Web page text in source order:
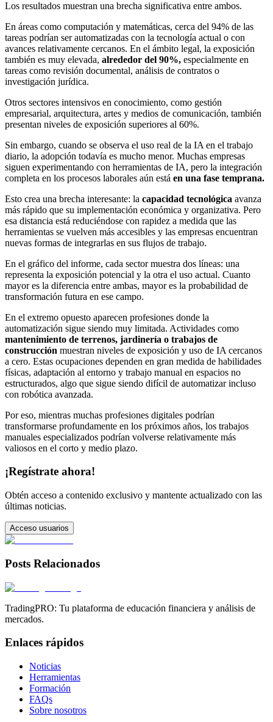
Los resultados muestran una brecha significativa entre ambos.
En áreas como computación y matemáticas, cerca del 94% de las
tareas podrían ser automatizadas con la tecnología actual o con
avances relativamente cercanos. En el ámbito legal, la exposición
también es muy elevada, alrededor del 90%, especialmente en
tareas como revisión documental, análisis de contratos o
investigación jurídica.
Otros sectores intensivos en conocimiento, como gestión
empresarial, arquitectura, artes y medios de comunicación, también
presentan niveles de exposición superiores al 60%.
Sin embargo, cuando se observa el uso real de la IA en el trabajo
diario, la adopción todavía es mucho menor. Muchas empresas
siguen experimentando con herramientas de IA, pero la integración
completa en los procesos laborales aún está en una fase temprana.
Esto crea una brecha interesante: la capacidad tecnológica avanza
más rápido que su implementación económica y organizativa. Pero
esa distancia está reduciéndose con rapidez a medida que las
herramientas se vuelven más accesibles y las empresas encuentran
nuevas formas de integrarlas en sus flujos de trabajo.
En el gráfico del informe, cada sector muestra dos líneas: una
representa la exposición potencial y la otra el uso actual. Cuanto
mayor es la diferencia entre ambas, mayor es la probabilidad de
transformación futura en ese campo.
En el extremo opuesto aparecen profesiones donde la
automatización sigue siendo muy limitada. Actividades como
mantenimiento de terrenos, jardinería o trabajos de
construcción muestran niveles de exposición y uso de IA cercanos
a cero. Estas ocupaciones dependen en gran medida de habilidades
físicas, adaptación al entorno y trabajo manual en espacios no
estructurados, algo que sigue siendo difícil de automatizar incluso
con robótica avanzada.
Por eso, mientras muchas profesiones digitales podrían
transformarse profundamente en los próximos años, los trabajos
manuales especializados podrían volverse relativamente más
valiosos en el corto y medio plazo.
¡Regístrate ahora!
Obtén acceso a contenido exclusivo y mantente actualizado con las
últimas noticias.
Acceso usuarios
Posts Relacionados
TradingPRO: Tu plataforma de educación financiera y análisis de
mercados.
Enlaces rápidos
Noticias
Herramientas
Formación
FAQs
Sobre nosotros